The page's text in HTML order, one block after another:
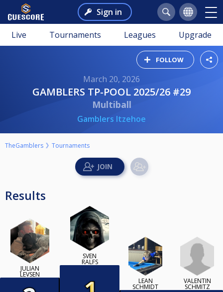
Sign in
Live Tournaments Leagues Upgrade
FOLLOW
March 20, 2026
GAMBLERS TP-POOL 2025/26 #29
Multiball
Gamblers Itzehoe
TheGamblers Tournaments
Results
JULIAN
LEVSEN
SVEN
RALFS
LÉAN
SCHMIDT
VALENTIN
SCHMITZ